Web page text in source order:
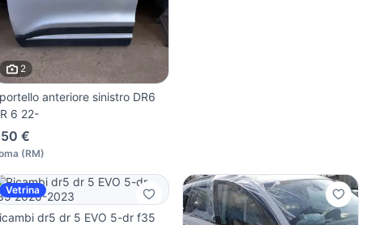
2
anteriore sinistro DR6
6 22-
€
(RM)
Vetrina
dr5 dr 5 EVO 5-dr f35